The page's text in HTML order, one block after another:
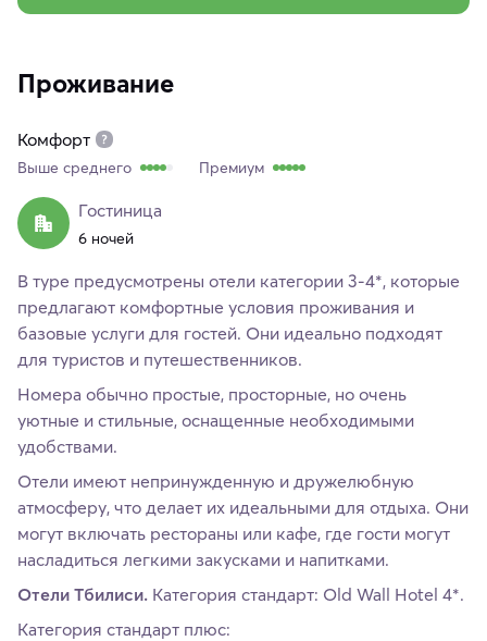
Проживание
Комфорт
Выше среднего Премиум
Гостиница
6 ночей
В туре предусмотрены отели категории 3-4*, которые
предлагают комфортные условия проживания и
базовые услуги для гостей. Они идеально подходят
для туристов и путешественников.
Номера обычно простые, просторные, но очень
уютные и стильные, оснащенные необходимыми
удобствами.
Отели имеют непринужденную и дружелюбную
атмосферу, что делает их идеальными для отдыха. Они
могут включать рестораны или кафе, где гости могут
насладиться легкими закусками и напитками.
Отели Тбилиси. Категория стандарт: Old Wall Hotel 4*.
Категория стандарт плюс: